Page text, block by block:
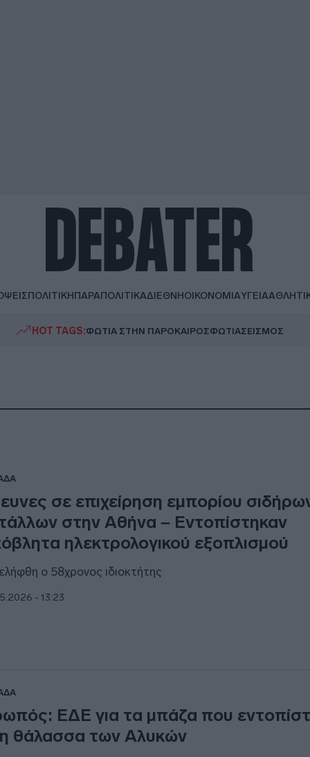
ΠΟΛΙΤΙΚΗΠΑΡΑΠΟΛΙΤΙΚΑΔΙΕΘΝΗΟΙΚΟΝΟΜΙΑΥΓΕΙΑ
HOT TAGS:ΦΩΤΙΑ ΣΤΗΝ ΠΑΡΟΚΑΙΡΟΣΦΩΤΙΑΣΕΙΣΜΟΣ
σε επιχείρηση εμπορίου
στην Αθήνα – Εντοπίστηκαν
ηλεκτρολογικού εξοπλισμού
ο 58χρονος ιδιοκτήτης
- 13:23
ΕΔΕ για τα μπάζα που
θάλασσα των Αλυκών